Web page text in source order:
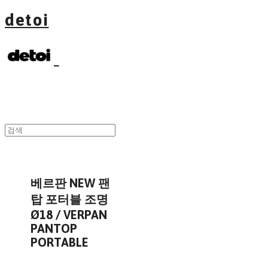
detoi
베르판 NEW 팬
탑 포터블 조명
Ø18 / VERPAN
PANTOP
PORTABLE